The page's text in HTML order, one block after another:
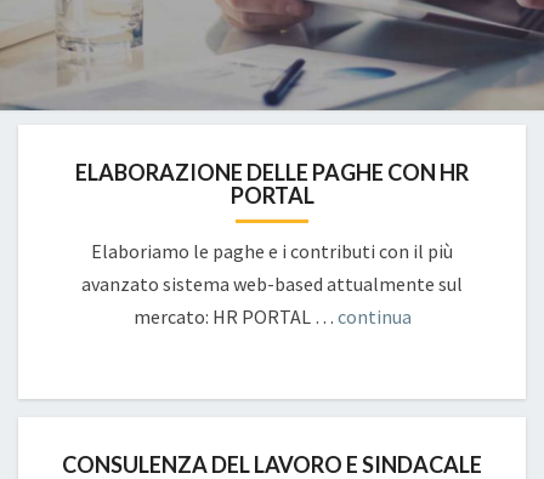
ELABORAZIONE DELLE PAGHE CON HR
PORTAL
Elaboriamo le paghe e i contributi con il più
avanzato sistema web-based attualmente sul
mercato: HR PORTAL … continua
CONSULENZA DEL LAVORO E SINDACALE